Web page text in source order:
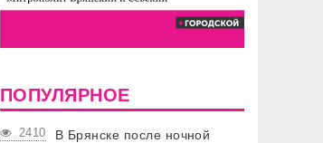
ПОПУЛЯРНОЕ
2410
В Брянске после ночной